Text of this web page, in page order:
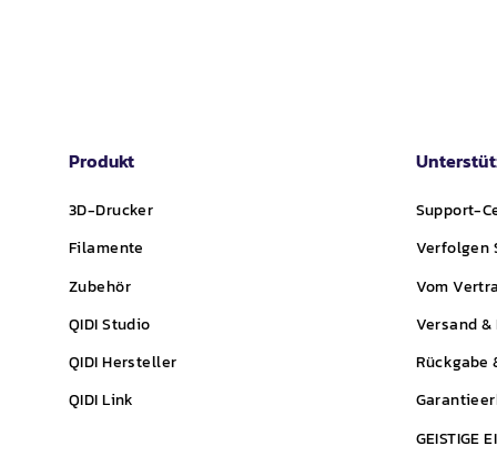
Produkt
3D-Drucker
Filamente
Zubehör
QIDIStudio
QIDIHersteller
QIDILink
Support-
Verfolgen
Vom
Versand
GEISTIGE